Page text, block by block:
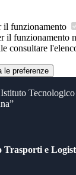
il funzionamento
il funzionamento
consultare
le preferenze
Istituto
Trasporti e